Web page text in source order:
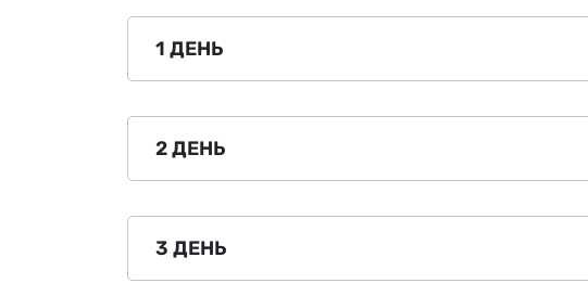
1 ДЕНЬ
2 ДЕНЬ
3 ДЕНЬ